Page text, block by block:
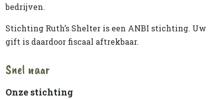
bedrijven.
Stichting Ruth’s Shelter is een ANBI stichting. Uw
gift is daardoor fiscaal aftrekbaar.
Snel naar
Onze stichting